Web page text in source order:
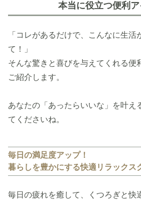
本当に役立つ便利
「コレがあるだけで、こんなに生活
て！」
そんな驚きと喜びを与えてくれる便
ご紹介します。
あなたの「あったらいいな」を叶え
てくださいね。
毎日の満足度アップ！
暮らしを豊かにする快適リラックス
毎日の疲れを癒して、くつろぎと快